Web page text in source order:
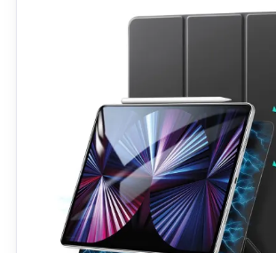
ทำให้เหมาะสำหรับสาว ๆ ที่กำลังมอ
ความกว้าง: สำหรับหน้าจอ 10.9 นิ้ว
iPad Air4ปี 2020 และiPad Air5 ปี
วัสดุฝาด้านใน:หนัง PU+PC หุ้มด้วย
| การรับประกัน: ไม่มีการรับประกัน